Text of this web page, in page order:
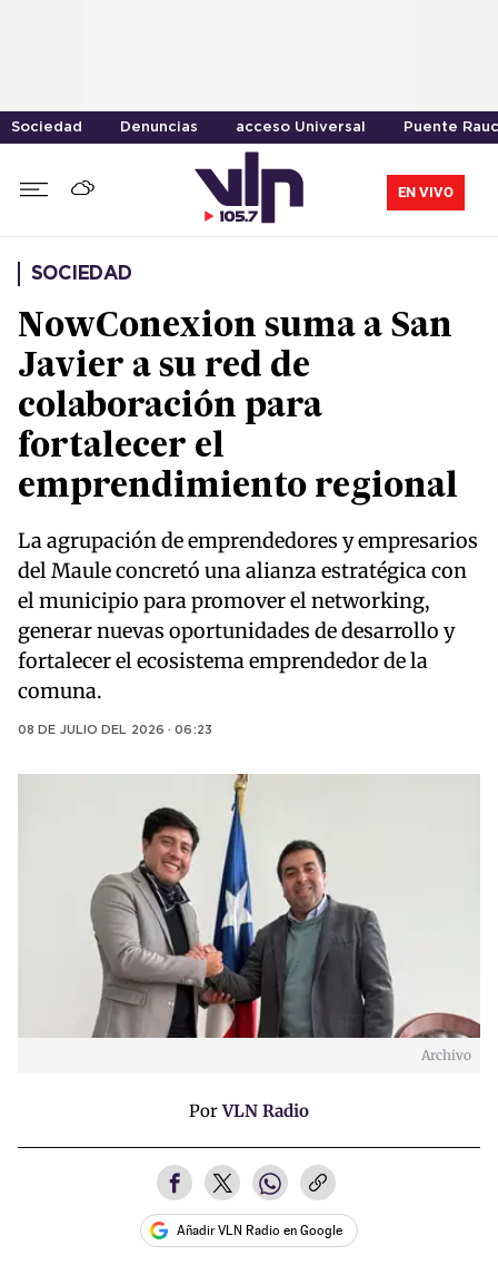
Sociedad Denuncias acceso Universal Puente
EN VIVO
SOCIEDAD
NowConexion suma a San
Javier a su red de
colaboración para
fortalecer el
emprendimiento regional
La agrupación de emprendedores y empresarios
del Maule concretó una alianza estratégica con
el municipio para promover el networking,
generar nuevas oportunidades de desarrollo y
fortalecer el ecosistema emprendedor de la
comuna.
08 DE JULIO DEL 2026 · 06:23
Archivo
PorVLN Radio
Añadir VLN Radio en Google